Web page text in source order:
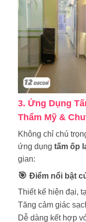
3. Ứng Dụng
Thẩm Mỹ &
Không chỉ chú
ứng dụng tấm ốp
gian:
🎯 Điểm nổi bật
Thiết kế hiện đại,
Tăng cảm giác
Dễ dàng kết hợp